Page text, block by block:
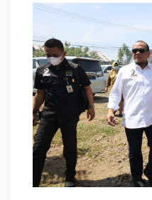
e
k
P
e
m
e
r
i
n
t
a
h
S